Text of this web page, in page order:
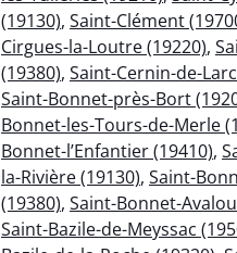
(19130), Saint-Clément
Cirgues-la-Loutre (19220),
(19380), Saint-Cernin-de-
Saint-Bonnet-près-Bort
Bonnet-les-Tours-de-Merle
Bonnet-l’Enfantier (19410),
la-Rivière (19130), Saint-
(19380), Saint-Bonnet-
Saint-Bazile-de-Meyssac